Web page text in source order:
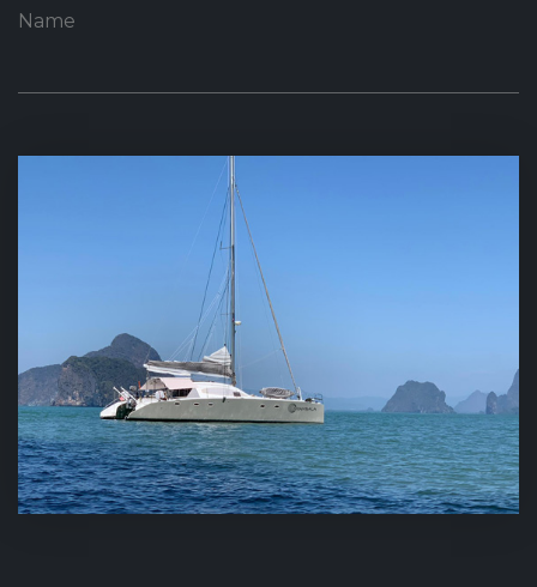
Name